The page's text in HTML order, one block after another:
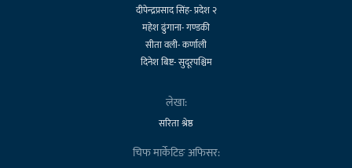
दीपेन्द्रप्रसाद सिंह- प्रदेश २
महेश ढुंगाना- गण्डकी
सीता वली- कर्णाली
दिनेश बिष्ट- सुदूरपश्चिम
लेखा:
सरिता श्रेष्ठ
चिफ मार्केटिङ अफिसर: